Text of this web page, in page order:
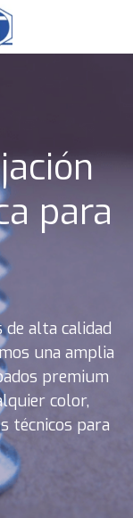
para
alta calidad
una amplia
premium
color,
técnicos para